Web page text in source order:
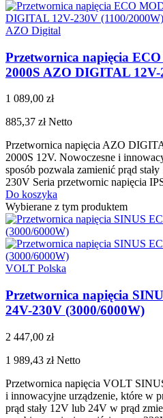
AZO Digital
Przetwornica napięcia
2000S AZO DIGITAL 12V-
1 089,00 zł
885,37 złNetto
Przetwornica napięcia AZO
2000S 12V. Nowoczesne i
sposób pozwala zamienić prąd
230V Seria przetwornic napięcia
Do koszyka
Wybierane z tym produktem
VOLT Polska
Przetwornica napięcia
24V-230V (3000/6000W)
2 447,00 zł
1 989,43 złNetto
Przetwornica napięcia VOLT
i innowacyjne urządzenie, które w
prąd stały 12V lub 24V w prąd